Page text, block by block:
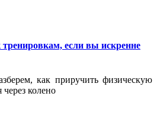
если вы искренне
как приручить физическую
через колено